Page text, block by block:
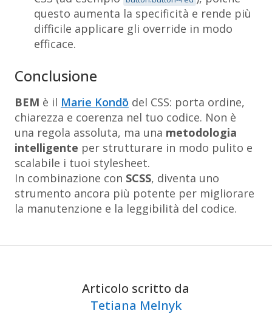
questo aumenta la specificità e rende più
difficile applicare gli override in modo
efficace.
Conclusione
BEM è il Marie Kondō del CSS: porta ordine,
chiarezza e coerenza nel tuo codice. Non è
una regola assoluta, ma una metodologia
intelligente per strutturare in modo pulito e
scalabile i tuoi stylesheet.
In combinazione con SCSS, diventa uno
strumento ancora più potente per migliorare
la manutenzione e la leggibilità del codice.
Articolo scritto da
Tetiana Melnyk